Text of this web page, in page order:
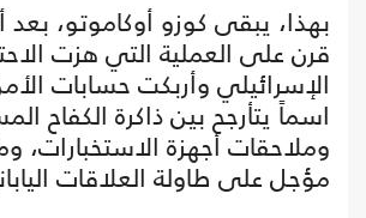
بهذا، يبقى كوزو أوكاموتو،
قرن على العملية التي هزت
الإسرائيلي وأربكت حسابات
اسماً يتأرجح بين ذاكرة الكفاح
وملاحقات أجهزة
مؤجل على طاولة العلاقات